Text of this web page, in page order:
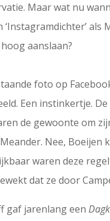
Maar wat nu
‘Instagramdichter’
aanslaan?
foto op
Een instinkertje.
de gewoonte om
Nee, Boeijen
waren deze
dat ze door
gaf jarenlang een